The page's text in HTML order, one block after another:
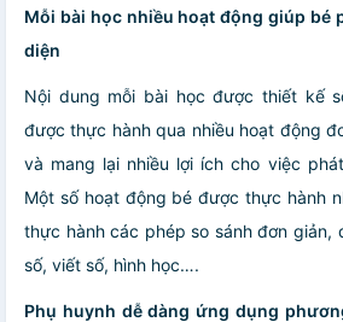
Mỗi bài học nhiều hoạt động giúp bé
diện
Nội dung mỗi bài học được thiết kế
được thực hành qua nhiều hoạt động
và mang lại nhiều lợi ích cho việc
Một số hoạt động bé được thực hành
thực hành các phép so sánh đơn giản,
số, viết số, hình học….
Phụ huynh dễ dàng ứng dụng